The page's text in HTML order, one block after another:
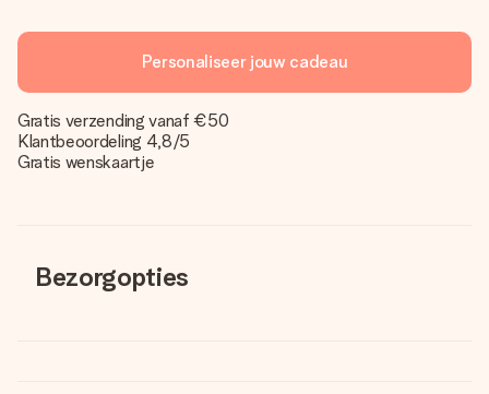
Personaliseer jouw cadeau
Gratis verzending vanaf €50
Klantbeoordeling 4,8/5
Gratis wenskaartje
Bezorgopties